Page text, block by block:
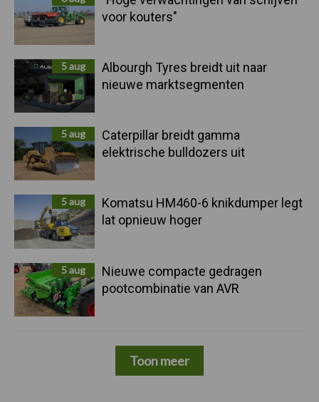
voor kouters"
5 aug
Albourgh Tyres breidt uit naar
nieuwe marktsegmenten
5 aug
Caterpillar breidt gamma
elektrische bulldozers uit
5 aug
Komatsu HM460-6 knikdumper legt
lat opnieuw hoger
5 aug
Nieuwe compacte gedragen
pootcombinatie van AVR
Toon meer